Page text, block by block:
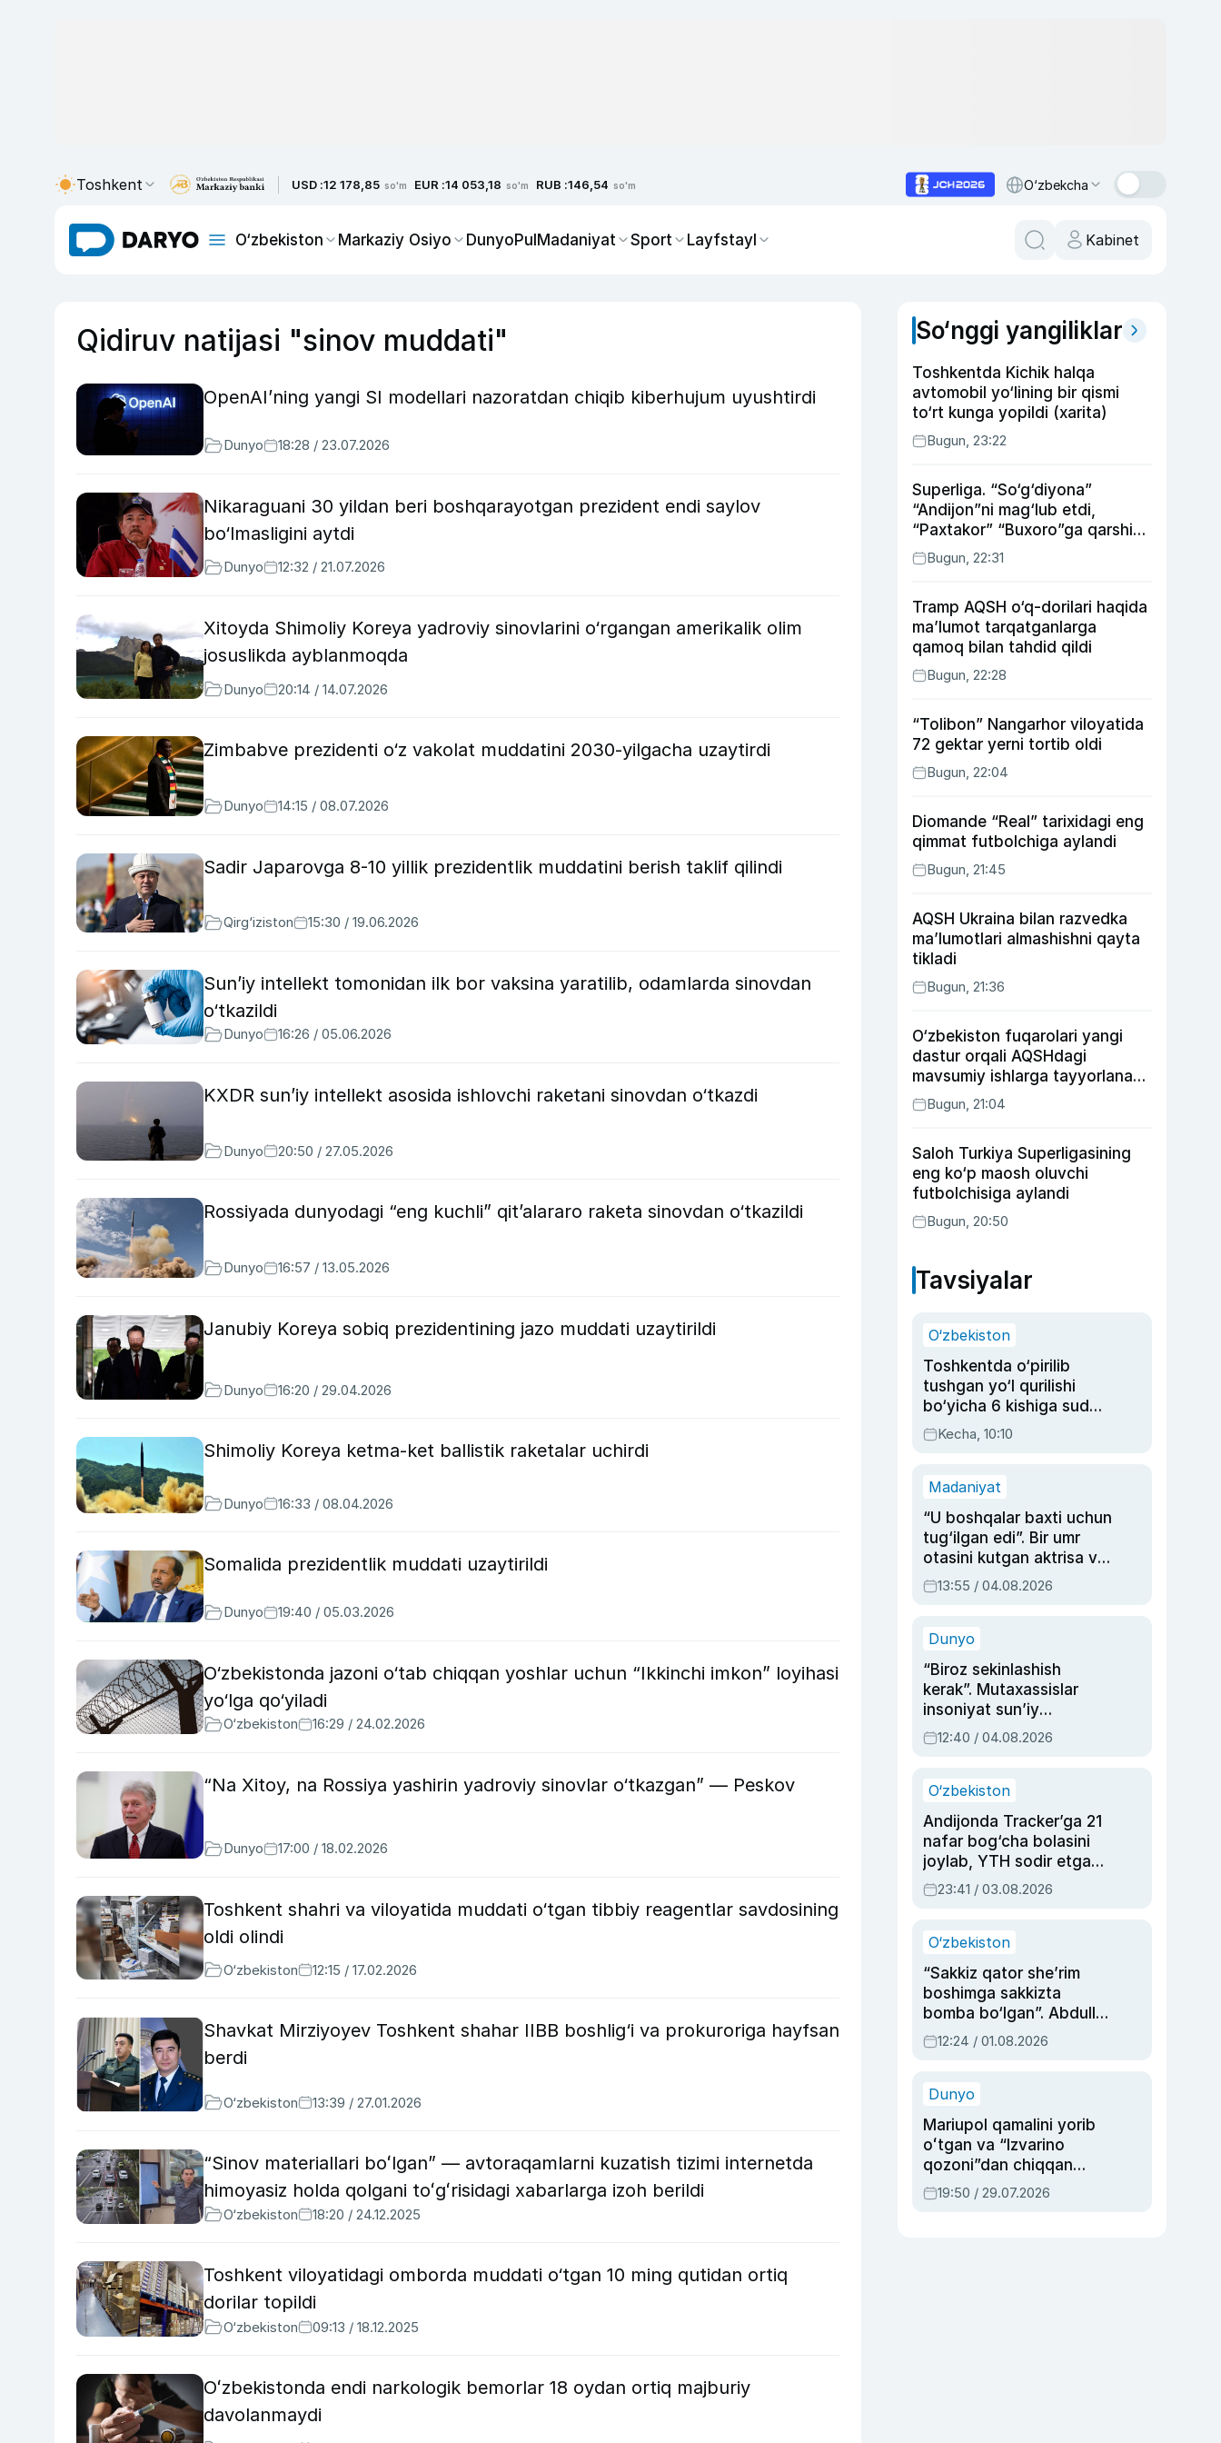
Toshkent USD :12 178,85 so'm EUR :14 053,18 so'm RUB :146,54 so'm O‘zbekcha
O‘zbekiston Markaziy Osiyo DunyoPulMadaniyat Sport Layfstayl Kabinet
Qidiruv natijasi "sinov muddati"
OpenAI’ning yangi SI modellari nazoratdan chiqib kiberhujum uyushtirdi
Dunyo 18:28 / 23.07.2026
Nikaraguani 30 yildan beri boshqarayotgan prezident endi saylov
bo‘lmasligini aytdi
Dunyo 12:32 / 21.07.2026
Xitoyda Shimoliy Koreya yadroviy sinovlarini o‘rgangan amerikalik olim
josuslikda ayblanmoqda
Dunyo 20:14 / 14.07.2026
Zimbabve prezidenti o‘z vakolat muddatini 2030-yilgacha uzaytirdi
Dunyo 14:15 / 08.07.2026
Sadir Japarovga 8-10 yillik prezidentlik muddatini berish taklif qilindi
Qirg‘iziston 15:30 / 19.06.2026
Sun’iy intellekt tomonidan ilk bor vaksina yaratilib, odamlarda sinovdan
o‘tkazildi
Dunyo 16:26 / 05.06.2026
KXDR sun’iy intellekt asosida ishlovchi raketani sinovdan o‘tkazdi
Dunyo 20:50 / 27.05.2026
Rossiyada dunyodagi “eng kuchli” qit’alararo raketa sinovdan o‘tkazildi
Dunyo 16:57 / 13.05.2026
Janubiy Koreya sobiq prezidentining jazo muddati uzaytirildi
Dunyo 16:20 / 29.04.2026
Shimoliy Koreya ketma-ket ballistik raketalar uchirdi
Dunyo 16:33 / 08.04.2026
Somalida prezidentlik muddati uzaytirildi
Dunyo 19:40 / 05.03.2026
O‘zbekistonda jazoni o‘tab chiqqan yoshlar uchun “Ikkinchi imkon” loyihasi
yo‘lga qo‘yiladi
O‘zbekiston 16:29 / 24.02.2026
“Na Xitoy, na Rossiya yashirin yadroviy sinovlar o‘tkazgan” — Peskov
Dunyo 17:00 / 18.02.2026
Toshkent shahri va viloyatida muddati o‘tgan tibbiy reagentlar savdosining
oldi olindi
O‘zbekiston 12:15 / 17.02.2026
Shavkat Mirziyoyev Toshkent shahar IIBB boshlig‘i va prokuroriga hayfsan
berdi
O‘zbekiston 13:39 / 27.01.2026
“Sinov materiallari boʻlgan” — avtoraqamlarni kuzatish tizimi internetda
himoyasiz holda qolgani toʻgʻrisidagi xabarlarga izoh berildi
O‘zbekiston 18:20 / 24.12.2025
Toshkent viloyatidagi omborda muddati o‘tgan 10 ming qutidan ortiq
dorilar topildi
O‘zbekiston 09:13 / 18.12.2025
Oʻzbekistonda endi narkologik bemorlar 18 oydan ortiq majburiy
davolanmaydi
So‘nggi yangiliklar
Toshkentda Kichik halqa
avtomobil yo‘lining bir qismi
to‘rt kunga yopildi (xarita)
Bugun, 23:22
Superliga. “So‘g‘diyona”
“Andijon”ni mag‘lub etdi,
“Paxtakor” “Buxoro”ga qarshi
bahsda g‘alabani qo‘ldan
chiqardi
Bugun, 22:31
Tramp AQSH o‘q-dorilari haqida
ma’lumot tarqatganlarga
qamoq bilan tahdid qildi
Bugun, 22:28
“Tolibon” Nangarhor viloyatida
72 gektar yerni tortib oldi
Bugun, 22:04
Diomande “Real” tarixidagi eng
qimmat futbolchiga aylandi
Bugun, 21:45
AQSH Ukraina bilan razvedka
ma’lumotlari almashishni qayta
tikladi
Bugun, 21:36
O‘zbekiston fuqarolari yangi
dastur orqali AQSHdagi
mavsumiy ishlarga tayyorlanadi
va joylashtiriladi
Bugun, 21:04
Saloh Turkiya Superligasining
eng ko‘p maosh oluvchi
futbolchisiga aylandi
Bugun, 20:50
Tavsiyalar
O‘zbekiston
Toshkentda o‘pirilib
tushgan yo‘l qurilishi
bo‘yicha 6 kishiga sud
hukmi o‘qildi
Kecha, 10:10
Madaniyat
“U boshqalar baxti uchun
tug‘ilgan edi”. Bir umr
otasini kutgan aktrisa va
dublyaj ustasi Rimma
Ahmedovaning
13:55 / 04.08.2026
Dunyo
“Biroz sekinlashish
kerak”. Mutaxassislar
insoniyat sun’iy
intellektni boshqara
olmay qolishidan xavotir
12:40 / 04.08.2026
O‘zbekiston
Andijonda Tracker’ga 21
nafar bog‘cha bolasini
joylab, YTH sodir etgan
ayolga sud hukmi o‘qildi
23:41 / 03.08.2026
O‘zbekiston
“Sakkiz qator she’rim
boshimga sakkizta
bomba bo‘lgan”. Abdulla
Oripovni siyosiy
ayblovlardan asrab
12:24 / 01.08.2026
Dunyo
Mariupol qamalini yorib
oʻtgan va “Izvarino
qozoni”dan chiqqan
qahramon — Ukraina
armiyasi bosh
19:50 / 29.07.2026